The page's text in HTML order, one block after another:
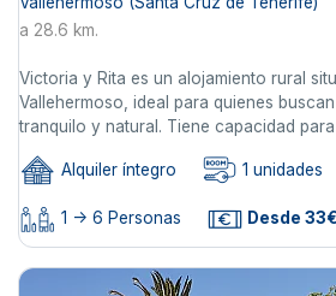
a 28.6 km.
Victoria y Rita es un alojamiento rural
Vallehermoso, ideal para quienes
tranquilo y natural. Tiene capacidad
Alquiler íntegro 1 unidades
1 -> 6 Personas Desde